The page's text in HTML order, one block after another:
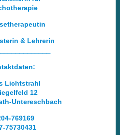
& Lehrerin
Lichtstrahl
12
Untereschbach
769169
75730431